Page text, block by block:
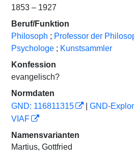
1853 – 1927
Beruf/Funktion
Philosoph ; Professor der
Psychologe ; Kunstsammler
Konfession
evangelisch?
Normdaten
GND: 116811315
GND-
VIAF
Namensvarianten
Martius, Gottfried